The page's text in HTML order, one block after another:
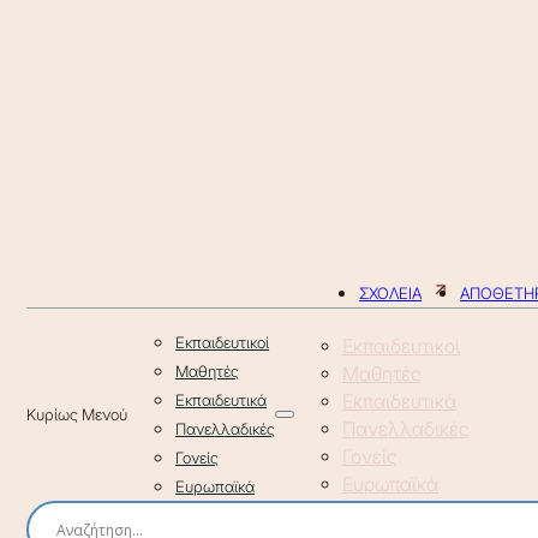
ΣΧΟΛΕΙΑ
Εκπαιδευτικοί
Μαθητές
Εκπαιδευτικά
Πανελλαδικές
Γονείς
Ευρωπαϊκά
Εκπαιδευτικοί
Μαθητές
Εκπαιδευτικά
Πανελλαδικές
Γονείς
Ευρωπαϊκά